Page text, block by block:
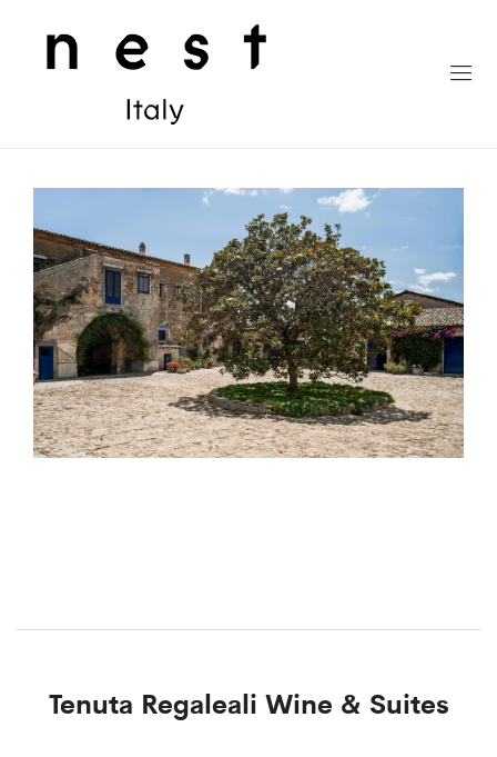
Tenuta Regaleali Wine & Suites